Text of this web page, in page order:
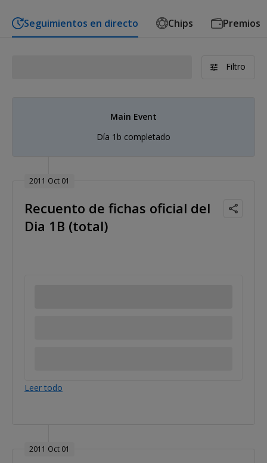
Seguimientos en directo Chips Premios
Filtro
Main Event
Día 1b completado
2011 Oct 01
Recuento de fichas oficial del
Dia 1B (total)
Leer todo
2011 Oct 01